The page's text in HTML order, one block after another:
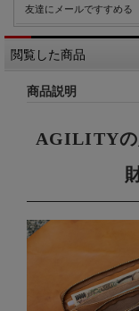
友達にメールですすめる
閲覧した商品
商品説明
AGILITYの